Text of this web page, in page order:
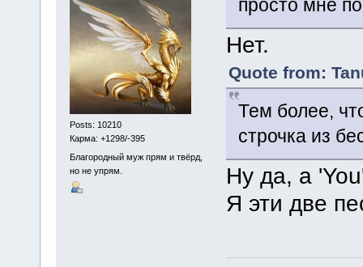
Posts: 10210
Карма: +1298/-395
Благородный муж прям и твёрд,
но не упрям.
просто мне
Нет.
Quote from:
Тем более,
строчка из
Ну да, а
Я эти две